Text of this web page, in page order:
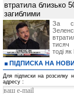
втратила близько
загиблими
За
тисяч
тоді
ПІДПИСКА НА
Для підписки на розсилку
адресу :